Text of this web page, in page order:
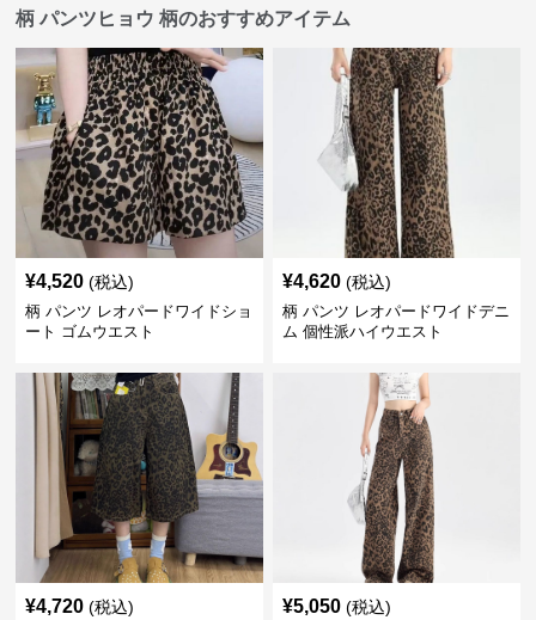
柄 パンツヒョウ 柄のおすすめアイテム
¥4,520 (税込)
柄 パンツ レオパードワイドショ
ート ゴムウエスト
¥4,620 (税込)
柄 パンツ レオパードワイドデニ
ム 個性派ハイウエスト
¥4,720 (税込) ¥5,050 (税込)